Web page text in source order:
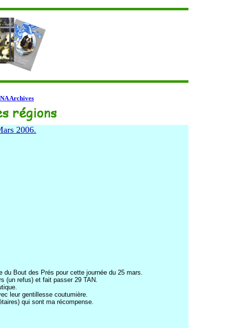
Archives
2006.
du Bout des Prés pour cette journée du 25 mars.
(un refus) et fait passer 29 TAN.
leur gentillesse coutumière.
qui sont ma récompense.